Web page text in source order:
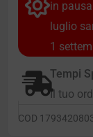
in
luglio
1
Tempi
Il tuo
COD